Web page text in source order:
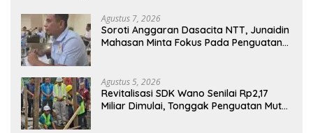
Agustus 7, 2026
Soroti Anggaran Dasacita NTT, Junaidin
Mahasan Minta Fokus Pada Penguatan
Agustus 5, 2026
Revitalisasi SDK Wano Senilai Rp2,17
Miliar Dimulai, Tonggak Penguatan Mutu